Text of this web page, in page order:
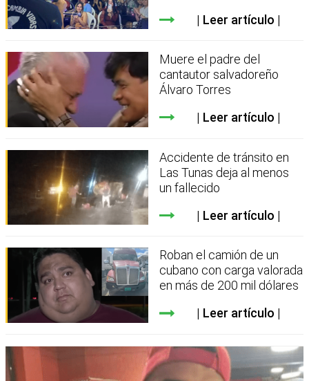
Leer artículo
Muere el padre del
cantautor salvadoreño
Álvaro Torres
Leer artículo
Accidente de tránsito en
Las Tunas deja al menos
un fallecido
Leer artículo
Roban el camión de un
cubano con carga valorada
en más de 200 mil dólares
Leer artículo